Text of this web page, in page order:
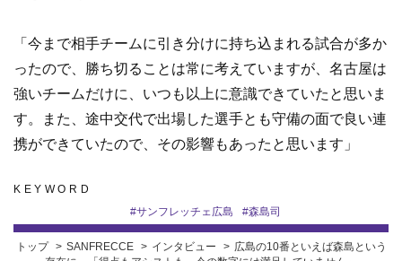
「今まで相手チームに引き分けに持ち込まれる試合が多か
ったので、勝ち切ることは常に考えていますが、名古屋は
強いチームだけに、いつも以上に意識できていたと思いま
す。また、途中交代で出場した選手とも守備の面で良い連
携ができていたので、その影響もあったと思います」
KEYWORD
#サンフレッチェ広島 #森島司
トップ SANFRECCE インタビュー
広島の10番といえば森島という